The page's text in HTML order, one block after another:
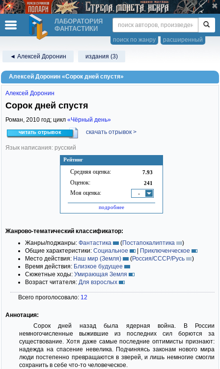
ЛАБОРАТОРИЯ
ФАНТАСТИКИ
расширенный
поиск по жанру
◄ Алексей Доронин издания (3)
Алексей Доронин «Сорок дней спустя»
Рейтинг
Средняя оценка: 7.93
Оценок: 241
Моя оценка: -
подробнее
Алексей Доронин
Сорок дней спустя
Роман, 2010 год; цикл «Чёрный день»
читать отрывок скачать отрывок >
Язык написания: русский
Жанрово-тематический классификатор:
Жанры/поджанры: Фантастика (Постапокалиптика
)
Общие характеристики: Социальное | Приключенческое
Место действия: Наш мир (Земля) (Россия/СССР/Русь
)
Время действия: Близкое будущее
Сюжетные ходы: Умирающая Земля
Возраст читателя: Для взрослых
Всего проголосовало: 12
Аннотация:
Сорок дней назад была ядерная война. В России
немногочисленные выжившие из последних сил борются за
существование. Хотя даже самые последние оптимисты признают:
надежда на спасение невелика. Подчиняясь законам нового мира
люди постепенно превращаются в зверей, и лишь немногие смогли
сохранить в себе что-то человеческое.